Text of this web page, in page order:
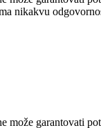
nikakvu
garantovati